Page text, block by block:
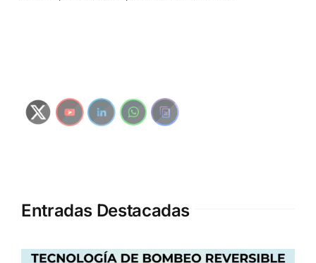
Entradas Destacadas